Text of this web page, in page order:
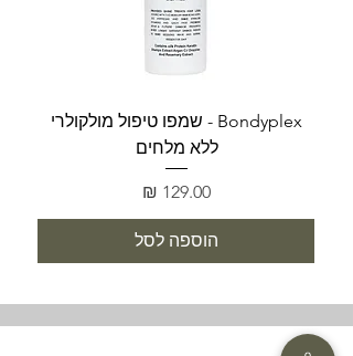
Bondyplex - שמפו טיפול מולקולרי
ללא מלחים
מחיר
הוספה לסל